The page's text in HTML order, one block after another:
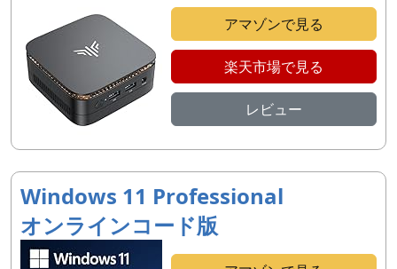
アマゾンで見る
楽天市場で見る
レビュー
Windows 11 Professional
オンラインコード版